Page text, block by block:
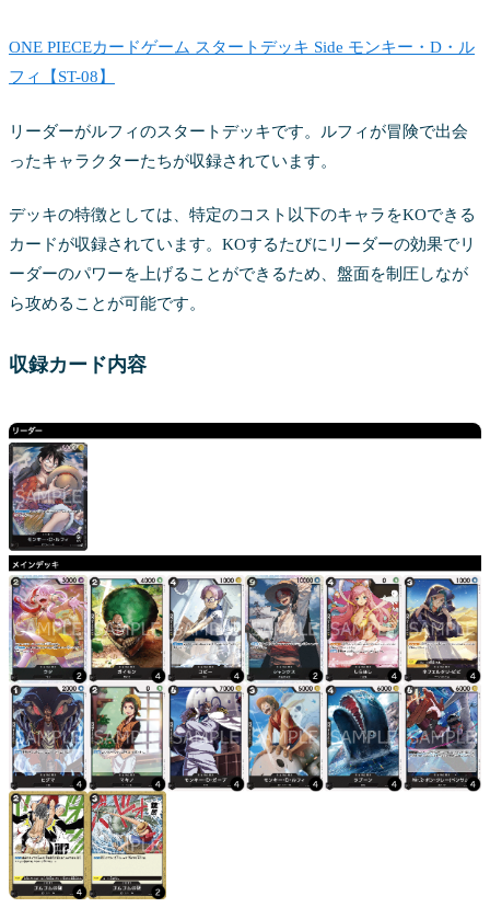
ONE PIECEカードゲーム スタートデッキ Side モンキー・D・ル
フィ【ST-08】
リーダーがルフィのスタートデッキです。ルフィが冒険で出会
ったキャラクターたちが収録されています。
デッキの特徴としては、特定のコスト以下のキャラをKOできる
カードが収録されています。KOするたびにリーダーの効果でリ
ーダーのパワーを上げることができるため、盤面を制圧しなが
ら攻めることが可能です。
収録カード内容